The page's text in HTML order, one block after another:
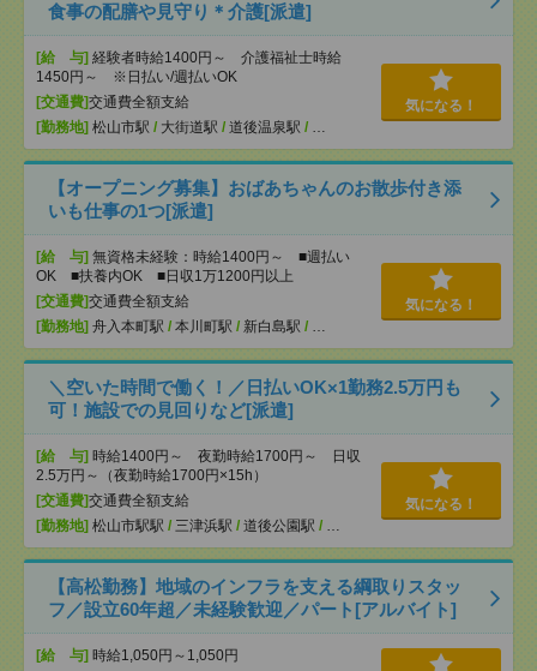
食事の配膳や見守り＊介護[派遣]
[給 与] 経験者時給1400円～ 介護福祉士時給
1450円～ ※日払い/週払いOK
[交通費]交通費全額支給
[勤務地] 松山市駅 / 大街道駅 / 道後温泉駅 / …
気になる！
【オープニング募集】おばあちゃんのお散歩付き添
いも仕事の1つ[派遣]
[給 与] 無資格未経験：時給1400円～ ■週払い
OK ■扶養内OK ■日収1万1200円以上
[交通費]交通費全額支給
[勤務地] 舟入本町駅 / 本川町駅 / 新白島駅 / …
気になる！
＼空いた時間で働く！／日払いOK×1勤務2.5万円も
可！施設での見回りなど[派遣]
[給 与] 時給1400円～ 夜勤時給1700円～ 日収
2.5万円～（夜勤時給1700円×15h）
[交通費]交通費全額支給
[勤務地] 松山市駅駅 / 三津浜駅 / 道後公園駅 / …
気になる！
【高松勤務】地域のインフラを支える綱取りスタッ
フ／設立60年超／未経験歓迎／パート[アルバイト]
[給 与] 時給1,050円～1,050円